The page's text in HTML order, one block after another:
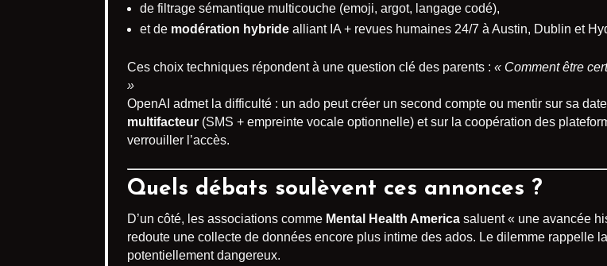
de filtrage sémantique multicouche (emoji, argot, langage codé),
et de modération hybride alliant IA + revues humaines 24/7 à Austin, Dublin et
Ces choix techniques répondent à une question clé des parents : « Comment être
»
OpenAI admet la difficulté : un ado peut créer un second compte ou mentir sur sa
multifacteur (SMS + empreinte vocale optionnelle) et sur la coopération des
verrouiller l’accès.
Quels débats soulèvent ces annonces ?
D’un côté, les associations comme Mental Health America saluent « une avancée
redoute une collecte de données encore plus intime des ados. Le dilemme rappelle
potentiellement dangereux.